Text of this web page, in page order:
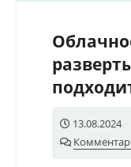
13.08.2024